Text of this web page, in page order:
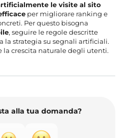
le visite al sito
per migliorare ranking e
Per questo bisogna
, seguire le regole descritte
la strategia su segnali artificiali.
la crescita naturale degli utenti.
alla tua domanda?